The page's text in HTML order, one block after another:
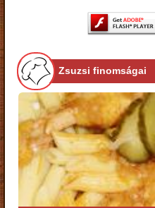
Zsuzsi finomságai